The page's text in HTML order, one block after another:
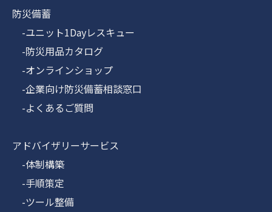
防災備蓄
-ユニット1Dayレスキュー
-防災用品カタログ
-オンラインショップ
-企業向け防災備蓄相談窓口
-よくあるご質問
アドバイザリーサービス
-体制構築
-手順策定
-ツール整備